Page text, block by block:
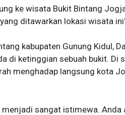
ke wisata Bukit Bintang
ditawarkan lokasi wisata
kabupaten Gunung Kidul,
di ketinggian sebuah bukit. Di
menghadap langsung kota
sangat istimewa. Anda